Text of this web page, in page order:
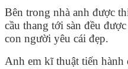
Bên trong nhà anh được
cầu thang tới sàn đều
con người yêu cái đẹp.
Anh em kĩ thuật tiến hành